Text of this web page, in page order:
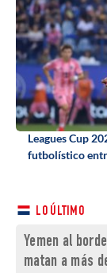
Leagues Cup
futbolístico
LO ÚLTIMO
Yemen al
matan a más